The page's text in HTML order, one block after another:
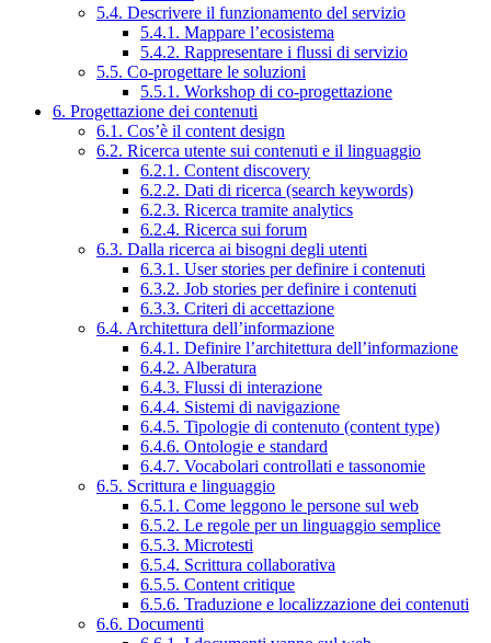
5.4. Descrivere il funzionamento del servizio
5.4.1. Mappare l’ecosistema
5.4.2. Rappresentare i flussi di servizio
5.5. Co-progettare le soluzioni
5.5.1. Workshop di co-progettazione
6. Progettazione dei contenuti
6.1. Cos’è il content design
6.2. Ricerca utente sui contenuti e il linguaggio
6.2.1. Content discovery
6.2.2. Dati di ricerca (search keywords)
6.2.3. Ricerca tramite analytics
6.2.4. Ricerca sui forum
6.3. Dalla ricerca ai bisogni degli utenti
6.3.1. User stories per definire i contenuti
6.3.2. Job stories per definire i contenuti
6.3.3. Criteri di accettazione
6.4. Architettura dell’informazione
6.4.1. Definire l’architettura dell’informazione
6.4.2. Alberatura
6.4.3. Flussi di interazione
6.4.4. Sistemi di navigazione
6.4.5. Tipologie di contenuto (content type)
6.4.6. Ontologie e standard
6.4.7. Vocabolari controllati e tassonomie
6.5. Scrittura e linguaggio
6.5.1. Come leggono le persone sul web
6.5.2. Le regole per un linguaggio semplice
6.5.3. Microtesti
6.5.4. Scrittura collaborativa
6.5.5. Content critique
6.5.6. Traduzione e localizzazione dei contenuti
6.6. Documenti